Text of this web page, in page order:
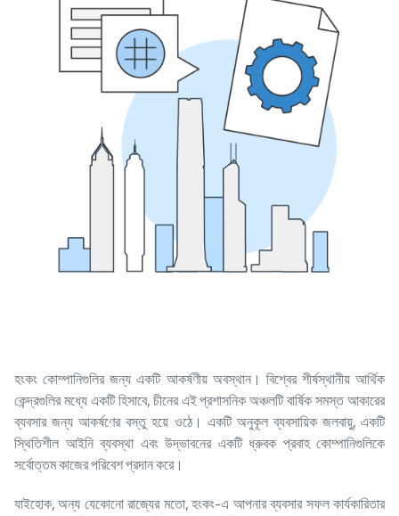
হংকং কোম্পানিগুলির জন্য একটি আকর্ষণীয় অবস্থান। বিশ্বের শীর্ষস্থানীয় আর্থিক
কেন্দ্রগুলির মধ্যে একটি হিসাবে, চীনের এই প্রশাসনিক অঞ্চলটি বার্ষিক সমস্ত আকারের
ব্যবসার জন্য আকর্ষণের বস্তু হয়ে ওঠে। একটি অনুকূল ব্যবসায়িক জলবায়ু, একটি
স্থিতিশীল আইনি ব্যবস্থা এবং উদ্ভাবনের একটি ধ্রুবক প্রবাহ কোম্পানিগুলিকে
সর্বোত্তম কাজের পরিবেশ প্রদান করে।
যাইহোক, অন্য যেকোনো রাজ্যের মতো, হংকং-এ আপনার ব্যবসার সফল কার্যকারিতার